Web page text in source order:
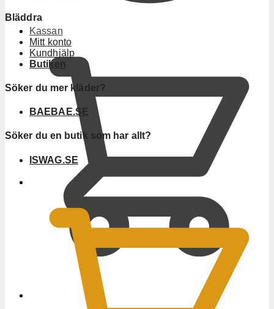
Kassan
Bläddra
Mitt konto
Kundhjälp
Butiken
Söker du mer kläder?
BAEBAE.SE
Söker du en butik som har allt?
ISWAG.SE